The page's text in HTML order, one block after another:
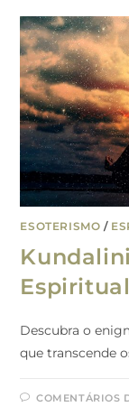
ESOTERISMO /
Descubra o
que transcende
COMENTÁRIOS